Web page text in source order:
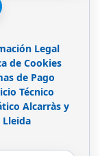
Legal
de Cookies
de Pago
Técnico
Alcarràs y
Lleida